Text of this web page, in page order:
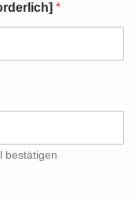
*
bestätigen